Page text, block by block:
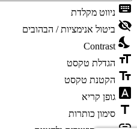
keyboard ניווט מקלדת
visibility_off ביטול אנימציות / הבהובים
nights_stay
Contrast
format_size הגדלת טקסט
text_fields הקטנת טקסט
font_download גופן קריא
title סימון כותרות